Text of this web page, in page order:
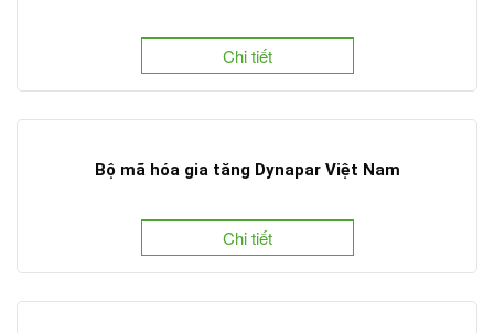
Chi tiết
Bộ mã hóa gia tăng Dynapar Việt Nam
Chi tiết